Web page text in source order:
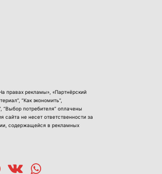
правах рекламы», «Партнёрский
“Как экономить”,
“Выбор потребителя” оплачены
сайта не несет ответственности за
содержащейся в рекламных